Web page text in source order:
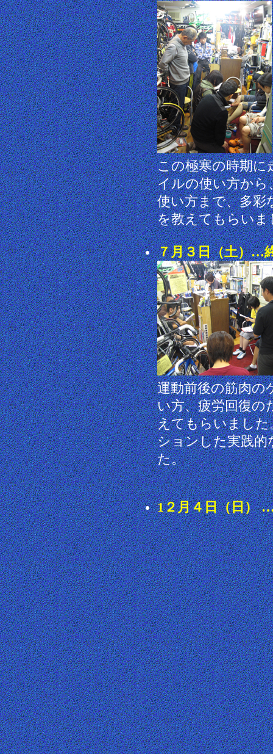
この極寒の時期に
イルの使い方から
使い方まで、多彩
を教えてもらいま
７月３日（土）…
運動前後の筋肉の
い方、疲労回復の
えてもらいまし
ションした実践
た。
1２月４日（日） …